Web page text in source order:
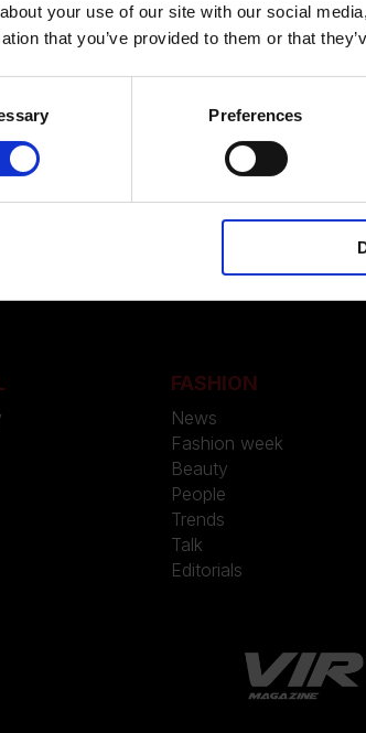
your use of our site with our social
that you’ve provided to them or that
Preferences
The Ultimate Role
2025|Book
tempo: oltre settant’anni di carriera tra
di 14 anni fino alle sfilate più prestigiose
FASHION
News
Fashion week
Beauty
People
Trends
Talk
Editorials